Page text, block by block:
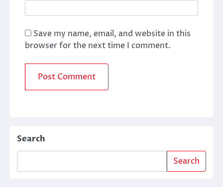
Save my name, email, and website in this
browser for the next time I comment.
Search
Search